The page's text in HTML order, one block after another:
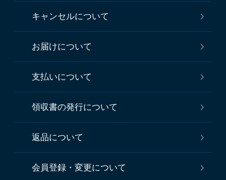
キャンセルについて
お届けについて
支払いについて
領収書の発行について
返品について
会員登録・変更について